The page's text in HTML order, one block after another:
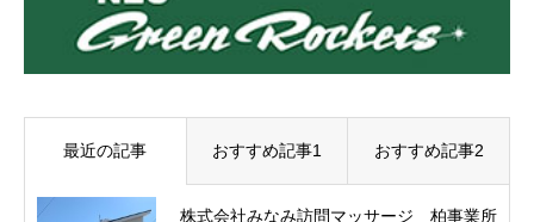
最近の記事 おすすめ記事1 おすすめ記事2
株式会社みなみ訪問マッサージ 柏事業所